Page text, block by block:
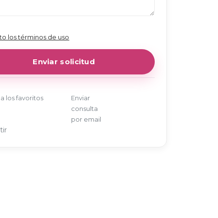
los términos de uso
los favoritos
Enviar
consulta
por email